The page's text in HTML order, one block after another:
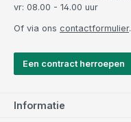
vr: 08.00 - 14.00 uur
Of via ons contactformulier.
Een contract herroepen
Informatie